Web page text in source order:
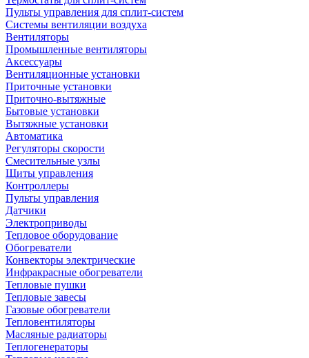
Пульты управления для сплит-систем
Системы вентиляции воздуха
Вентиляторы
Промышленные вентиляторы
Аксессуары
Вентиляционные установки
Приточные установки
Приточно-вытяжные
Бытовые установки
Вытяжные установки
Автоматика
Регуляторы скорости
Смесительные узлы
Щиты управления
Контроллеры
Пульты управления
Датчики
Электроприводы
Тепловое оборудование
Обогреватели
Конвекторы электрические
Инфракрасные обогреватели
Тепловые пушки
Тепловые завесы
Газовые обогреватели
Тепловентиляторы
Масляные радиаторы
Теплогенераторы